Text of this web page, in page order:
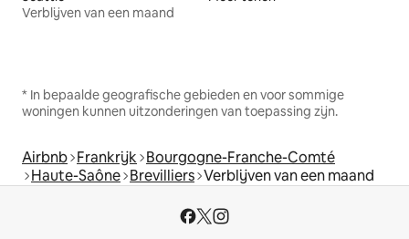
Verblijven van een maand
* In bepaalde geografische gebieden en voor sommige
woningen kunnen uitzonderingen van toepassing zijn.
Airbnb Frankrijk Bourgogne-Franche-Comté
Haute-Saône Brevilliers Verblijven van een maand